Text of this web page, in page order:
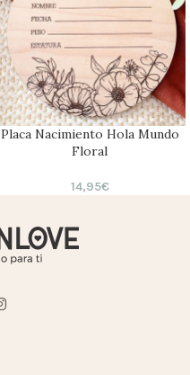
Placa Nacimiento Hola Mundo
Floral
14,95€